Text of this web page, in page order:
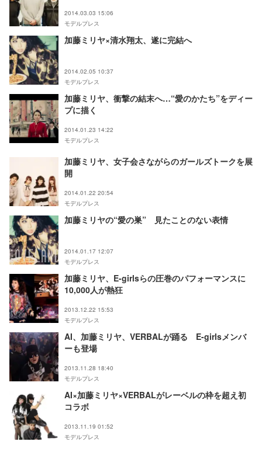
2014.03.03 15:06
モデルプレス
加藤ミリヤ×清水翔太、遂に完結へ
2014.02.05 10:37
モデルプレス
加藤ミリヤ、衝撃の結末へ…“愛のかたち”をディー
プに描く
2014.01.23 14:22
モデルプレス
加藤ミリヤ、女子会さながらのガールズトークを展
開
2014.01.22 20:54
モデルプレス
加藤ミリヤの“愛の巣” 見たことのない表情
2014.01.17 12:07
モデルプレス
加藤ミリヤ、E-girlsらの圧巻のパフォーマンスに
10,000人が熱狂
2013.12.22 15:53
モデルプレス
AI、加藤ミリヤ、VERBALが踊る E-girlsメンバ
ーも登場
2013.11.28 18:40
モデルプレス
AI×加藤ミリヤ×VERBALがレーベルの枠を超え初
コラボ
2013.11.19 01:52
モデルプレス